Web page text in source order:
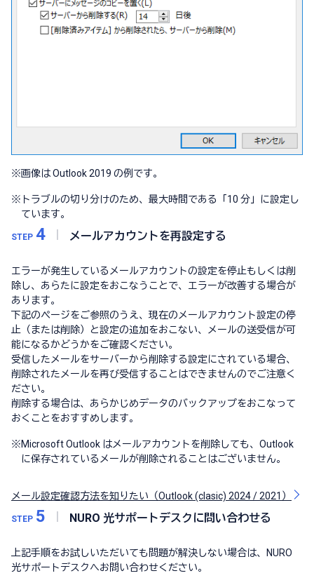
※画像は Outlook 2019 の例です。
※ トラブルの切り分けのため、最大時間である「10 分」に設定し
ています。
STEP 4 メールアカウントを再設定する
エラーが発生しているメールアカウントの設定を停止もしくは削
除し、あらたに設定をおこなうことで、エラーが改善する場合が
あります。
下記のページをご参照のうえ、現在のメールアカウント設定の停
止（または削除）と設定の追加をおこない、メールの送受信が可
能になるかどうかをご確認ください。
受信したメールをサーバーから削除する設定にされている場合、
削除されたメールを再び受信することはできませんのでご注意く
ださい。
削除する場合は、あらかじめデータのバックアップをおこなって
おくことをおすすめします。
※Microsoft Outlook はメールアカウントを削除しても、Outlook
に保存されているメールが削除されることはございません。
メール設定確認方法を知りたい（Outlook (clasic) 2024 / 2021）
STEP 5 NURO 光サポートデスクに問い合わせる
上記手順をお試しいただいても問題が解決しない場合は、NURO
光サポートデスクへお問い合わせください。